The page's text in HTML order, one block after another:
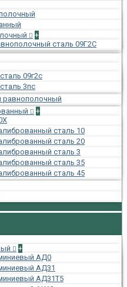
+
сталь 09Г2С
09г2с
3пс
равнополочный
+
сталь 10
сталь 20
сталь 3
сталь 35
сталь 45
+
АД0
АД31
АД31Т5